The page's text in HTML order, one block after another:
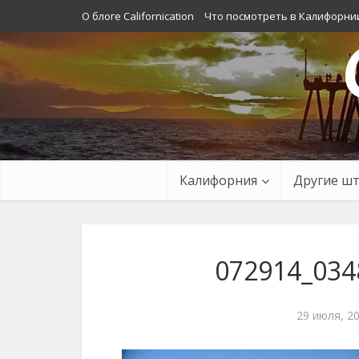
О блоге Californication Что посмотреть в
Калифорния Другие
29 июля,